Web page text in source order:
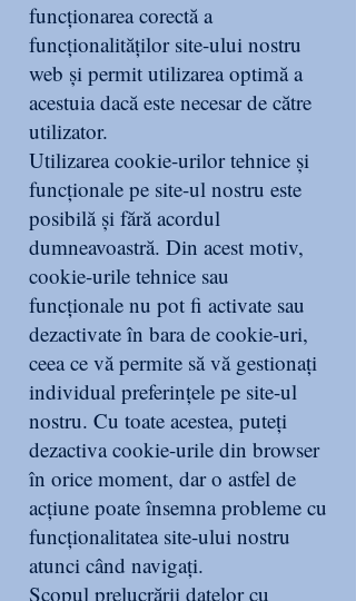
funcționarea corectă a
funcționalităților site-ului nostru
web și permit utilizarea optimă a
acestuia dacă este necesar de către
utilizator.
Utilizarea cookie-urilor tehnice și
funcționale pe site-ul nostru este
posibilă și fără acordul
dumneavoastră. Din acest motiv,
cookie-urile tehnice sau
funcționale nu pot fi activate sau
dezactivate în bara de cookie-uri,
ceea ce vă permite să vă gestionați
individual preferințele pe site-ul
nostru. Cu toate acestea, puteți
dezactiva cookie-urile din browser
în orice moment, dar o astfel de
acțiune poate însemna probleme cu
funcționalitatea site-ului nostru
atunci când navigați.
Scopul prelucrării datelor cu